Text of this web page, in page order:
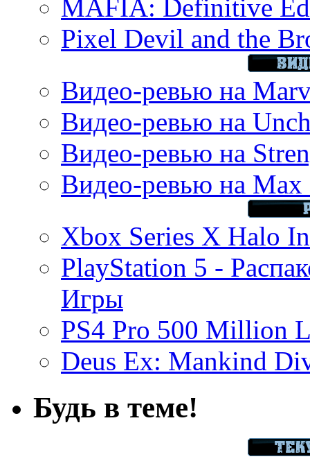
MAFIA: Definitive
Pixel Devil and the
Видео-ревью на
Видео-ревью на
Видео-ревью на
Видео-ревью на Max
Xbox Series X Halo
PlayStation 5 -
Игры
PS4 Pro 500 Million
Deus Ex: Mankind
Будь в теме!